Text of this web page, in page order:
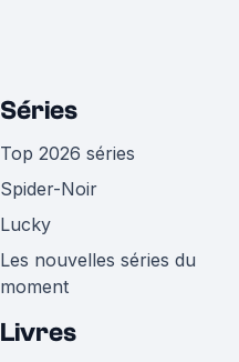
Séries
Top 2026 séries
Spider-Noir
Lucky
Les nouvelles séries du
moment
Livres